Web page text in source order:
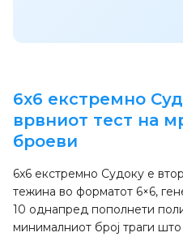
6x6 екстремно
врвниот тест на
броеви
6x6 екстремно Судоку е
тежина во форматот 6×6,
10 однапред пополнети
минималниот број траги